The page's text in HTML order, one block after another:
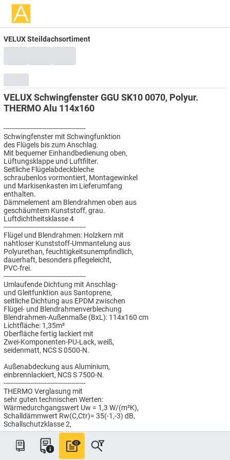
VELUX Steildachsortiment
VELUX Schwingfenster GGU SK10 0070, Polyur.
THERMO Alu 114x160
----------------------------------------
Schwingfenster mit Schwingfunktion
des Flügels bis zum Anschlag.
Mit bequemer Einhandbedienung oben,
Lüftungsklappe und Luftfilter.
Seitliche Flügelabdeckbleche
schraubenlos vormontiert, Montagewinkel
und Markisenkasten im Lieferumfang
enthalten.
Dämmelement am Blendrahmen oben aus
geschäumtem Kunststoff, grau.
Luftdichtheitsklasse 4
----------------------------------------
Flügel und Blendrahmen: Holzkern mit
nahtloser Kunststoff-Ummantelung aus
Polyurethan, feuchtigkeitsunempfindlich,
dauerhaft, besonders pflegeleicht,
PVC-frei.
----------------------------------------
Umlaufende Dichtung mit Anschlag-
und Gleitfunktion aus Santoprene,
seitliche Dichtung aus EPDM zwischen
Flügel- und Blendrahmenverblechung
Blendrahmen-Außenmaße (BxL): 114x160 cm
Lichtfläche: 1,35m²
Oberfläche fertig lackiert mit
Zwei-Komponenten-PU-Lack, weiß,
seidenmatt, NCS S 0500-N.
Außenabdeckung aus Aluminium,
einbrennlackiert, NCS S 7500-N.
----------------------------------------
THERMO Verglasung mit
sehr guten technischen Werten:
Wärmedurchgangswert Uw = 1,3 W/(m²K),
Schalldämmwert Rw(C,Ctr)= 35(-1,-3) dB,
Schallschutzklasse 2,
Gesamtenergiedurchlasswert g = 0,46,
2 x 3 mm Verbund-Sicherheitsglas innen